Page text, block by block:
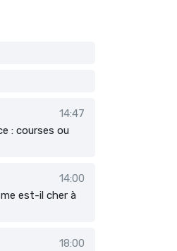
14:47
: courses ou
14:00
est-il cher à
18:00